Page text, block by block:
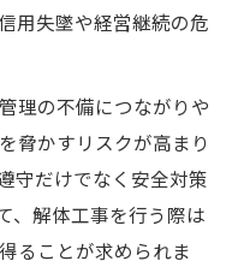
用失墜や経営継続の危
理の不備につながりや
脅かすリスクが高まり
守だけでなく安全対策
、解体工事を行う際は
ることが求められま